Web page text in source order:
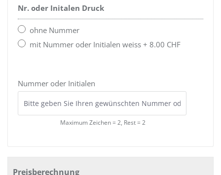
Nr. oder Initalen Druck
ohne Nummer
mit Nummer oder Initialen weiss + 8.00 CHF
Nummer oder Initialen
Maximum Zeichen = 2, Rest = 2
Preisberechnung